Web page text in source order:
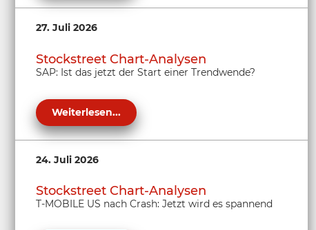
27. Juli 2026
Stockstreet Chart-Analysen
SAP: Ist das jetzt der Start einer Trendwende?
Weiterlesen...
24. Juli 2026
Stockstreet Chart-Analysen
T-MOBILE US nach Crash: Jetzt wird es spannend